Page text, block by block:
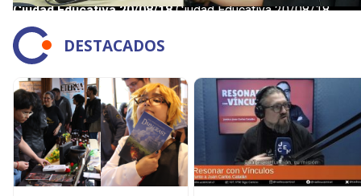
DESTACADOS